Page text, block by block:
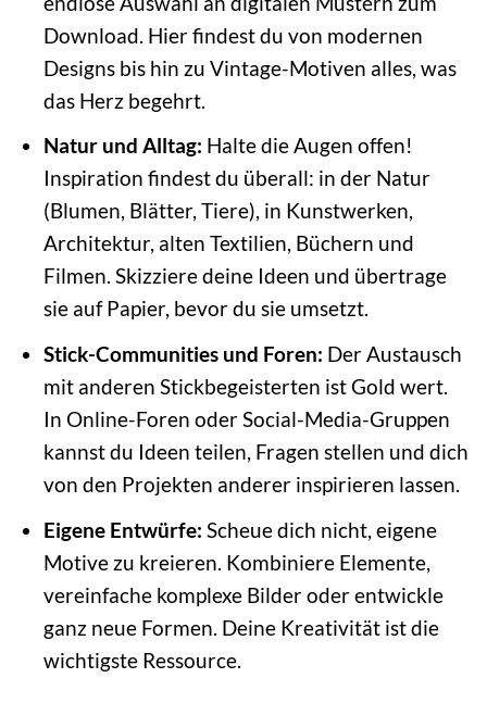
Download. Hier findest du von modernen
Designs bis hin zu Vintage-Motiven alles, was
das Herz begehrt.
Natur und Alltag: Halte die Augen offen!
Inspiration findest du überall: in der Natur
(Blumen, Blätter, Tiere), in Kunstwerken,
Architektur, alten Textilien, Büchern und
Filmen. Skizziere deine Ideen und übertrage
sie auf Papier, bevor du sie umsetzt.
Stick-Communities und Foren: Der Austausch
mit anderen Stickbegeisterten ist Gold wert.
In Online-Foren oder Social-Media-Gruppen
kannst du Ideen teilen, Fragen stellen und dich
von den Projekten anderer inspirieren lassen.
Eigene Entwürfe: Scheue dich nicht, eigene
Motive zu kreieren. Kombiniere Elemente,
vereinfache komplexe Bilder oder entwickle
ganz neue Formen. Deine Kreativität ist die
wichtigste Ressource.